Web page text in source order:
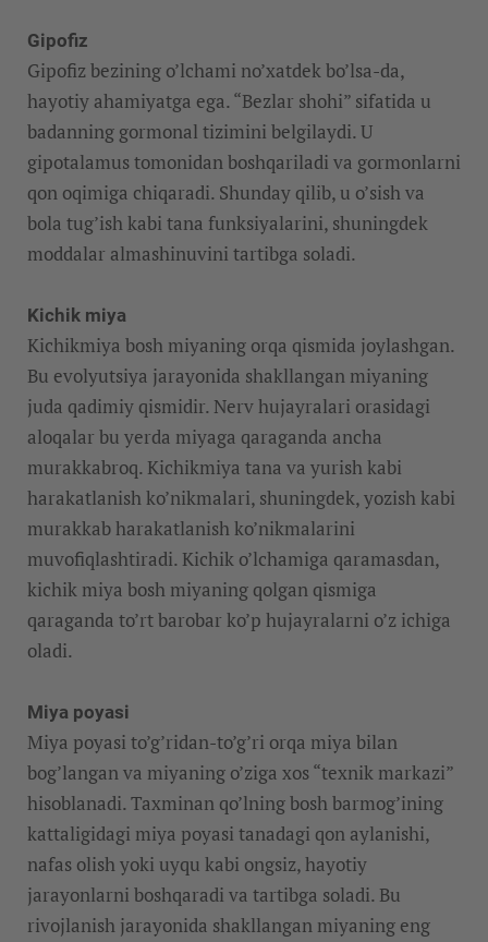
Gipofiz
Gipofiz bezining o’lchami no’xatdek bo’lsa-da,
hayotiy ahamiyatga ega. “Bezlar shohi” sifatida u
badanning gormonal tizimini belgilaydi. U
gipotalamus tomonidan boshqariladi va gormonlarni
qon oqimiga chiqaradi. Shunday qilib, u o’sish va
bola tug’ish kabi tana funksiyalarini, shuningdek
moddalar almashinuvini tartibga soladi.
Kichik miya
Kichikmiya bosh miyaning orqa qismida joylashgan.
Bu evolyutsiya jarayonida shakllangan miyaning
juda qadimiy qismidir. Nerv hujayralari orasidagi
aloqalar bu yerda miyaga qaraganda ancha
murakkabroq. Kichikmiya tana va yurish kabi
harakatlanish ko’nikmalari, shuningdek, yozish kabi
murakkab harakatlanish ko’nikmalarini
muvofiqlashtiradi. Kichik o’lchamiga qaramasdan,
kichik miya bosh miyaning qolgan qismiga
qaraganda to’rt barobar ko’p hujayralarni o’z ichiga
oladi.
Miya poyasi
Miya poyasi to’g’ridan-to’g’ri orqa miya bilan
bog’langan va miyaning o’ziga xos “texnik markazi”
hisoblanadi. Taxminan qo’lning bosh barmog’ining
kattaligidagi miya poyasi tanadagi qon aylanishi,
nafas olish yoki uyqu kabi ongsiz, hayotiy
jarayonlarni boshqaradi va tartibga soladi. Bu
rivojlanish jarayonida shakllangan miyaning eng